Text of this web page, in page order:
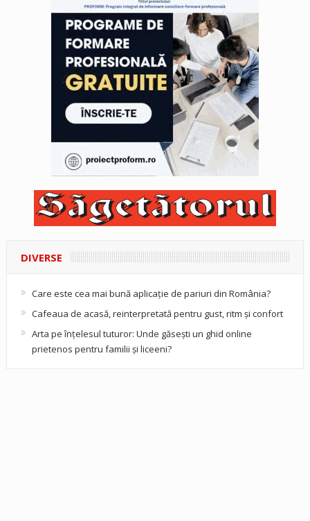
DIVERSE
Care este cea mai bună aplicație de pariuri din România?
Cafeaua de acasă, reinterpretată pentru gust, ritm și confort
Arta pe înțelesul tuturor: Unde găsești un ghid online
prietenos pentru familii și liceeni?